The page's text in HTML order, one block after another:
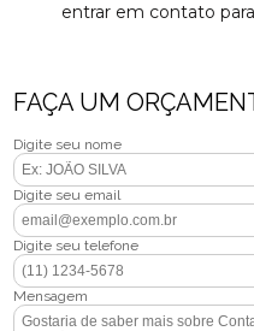
entrar em contato
FAÇA UM
Digite seu nome
Digite seu email
Digite seu telefone
Mensagem